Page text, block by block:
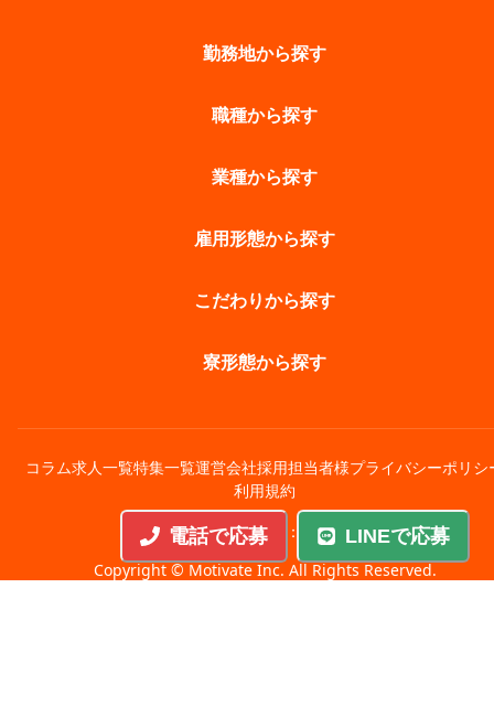
電話で応募 LINEで応募
勤務地から探す
職種から探す
業種から探す
雇用形態から探す
こだわりから探す
寮形態から探す
コラム求人一覧特集一覧運営会社採用担当者様プライバシーポリシ
利用規約
有料職業紹介許可番号：28-ユ-301188
Copyright © Motivate Inc. All Rights Reserved.